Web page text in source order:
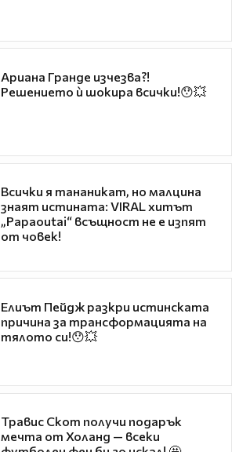
Ариана Гранде изчезва?!
Решението ѝ шокира всички!😯💥
Всички я тананикат, но малцина
знаят истината: VIRAL хитът
„Papaoutai“ всъщност не е изпят
от човек!
Елиът Пейдж разкри истинската
причина за трансформацията на
тялото си!😯💥
Травис Скот получи подарък
мечта от Холанд — всеки